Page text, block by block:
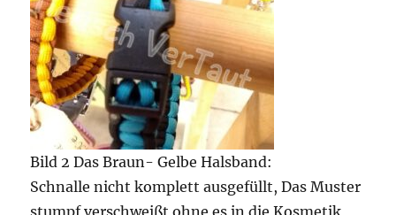
Bild 2 Das Braun- Gelbe Halsband:
Schnalle nicht komplett ausgefüllt, Das Muster
stumpf verschweißt ohne es in die Kosmetik